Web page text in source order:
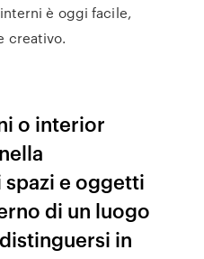
è oggi facile,
creativo.
o interior
e oggetti
di un luogo
in